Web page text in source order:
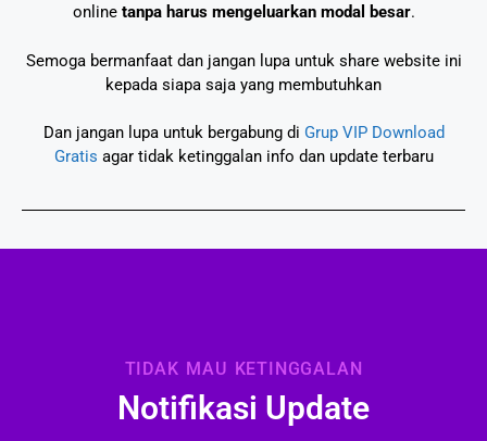
online tanpa harus mengeluarkan modal besar.
Semoga bermanfaat dan jangan lupa untuk share website ini
kepada siapa saja yang membutuhkan
Dan jangan lupa untuk bergabung di Grup VIP Download
Gratis agar tidak ketinggalan info dan update terbaru
TIDAK MAU KETINGGALAN
Notifikasi Update